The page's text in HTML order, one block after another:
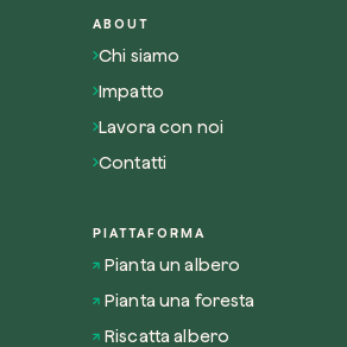
ABOUT
Chi siamo
Impatto
Lavora con noi
Contatti
PIATTAFORMA
Pianta un albero
Pianta una foresta
Riscatta albero